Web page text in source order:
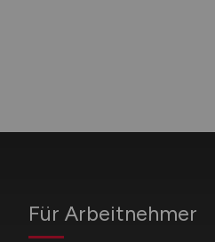
Für Arbeitnehmer